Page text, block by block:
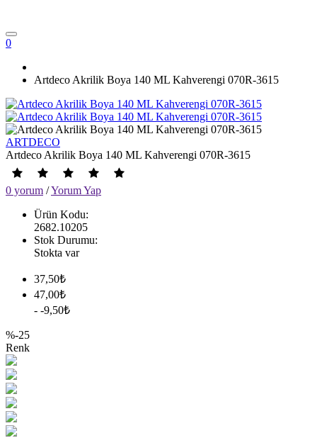
0
Artdeco Akrilik Boya 140 ML Kahverengi 070R-3615
ARTDECO
Artdeco Akrilik Boya 140 ML Kahverengi 070R-3615
0 yorum /Yorum Yap
Ürün Kodu:
2682.10205
Stok Durumu:
Stokta var
37,50₺
47,00₺
- -9,50₺
%-25
Renk